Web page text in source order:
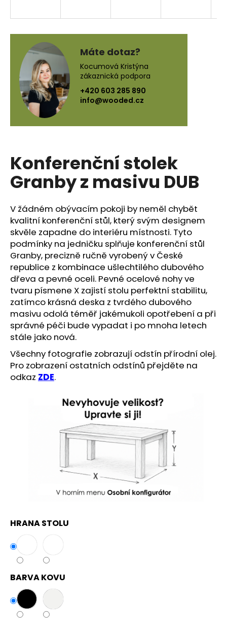
Konferenční stolek
Granby z masivu DUB
V žádném obývacím pokoji by neměl chybět
kvalitní konferenční stůl, který svým designem
skvěle zapadne do interiéru místnosti. Tyto
podmínky na jedničku splňuje konferenční stůl
Granby, precizně ručně vyrobený v České
republice z kombinace ušlechtilého dubového
dřeva a pevné oceli. Pevné ocelové nohy ve
tvaru písmene X zajistí stolu perfektní stabilitu,
zatímco krásná deska z tvrdého dubového
masivu odolá téměř jakémukoli opotřebení a při
správné péči bude vypadat i po mnoha letech
stále jako nová.
Všechny fotografie zobrazují odstín přírodní olej.
Pro zobrazení ostatních odstínů přejděte na
odkaz ZDE.
HRANA STOLU
BARVA KOVU
Máte dotaz?
Kocumová Kristýna
zákaznická podpora
+420 603 285 890
info@wooded.cz
í
D
o
p
r
u
č
u
j
e
m
e